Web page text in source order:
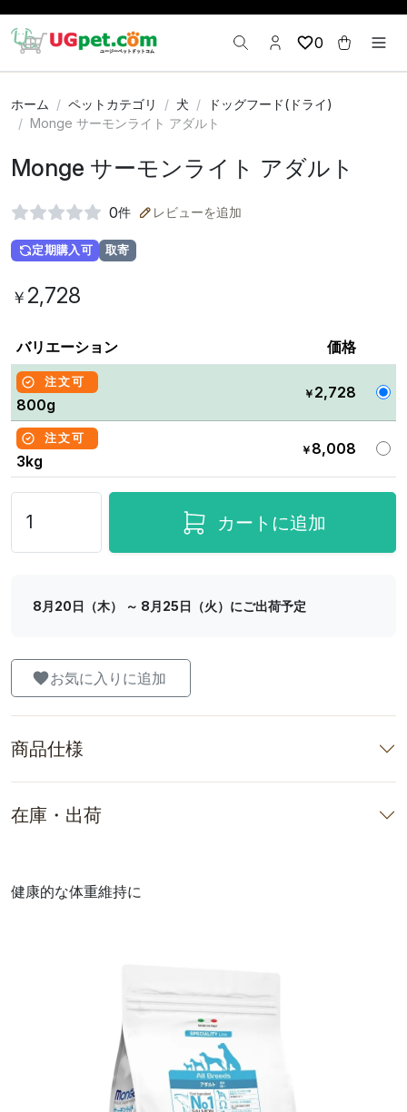
0
ホーム ペットカテゴリ 犬
ドッグフード(ドライ)
Monge サーモンライト アダルト
Monge サーモンライト アダルト
0件 レビューを追加
定期購入可 取寄
￥ 2,728
バリエーション 価格
注文可
800g
￥ 2,728
注文可
3kg
￥ 8,008
カートに追加
8月20日（木） ～ 8月25日（火）にご出荷予定
お気に入りに追加
商品仕様
在庫・出荷
健康的な体重維持に